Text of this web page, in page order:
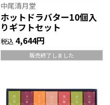
中尾清月堂
ホットドラバター10個入
りギフトセット
税込 4,644円
販売終了しました